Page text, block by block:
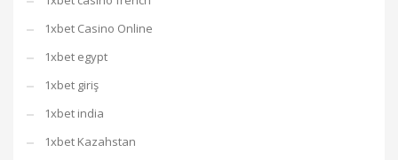
1xbet Casino Online
1xbet egypt
1xbet giriş
1xbet india
1xbet Kazahstan